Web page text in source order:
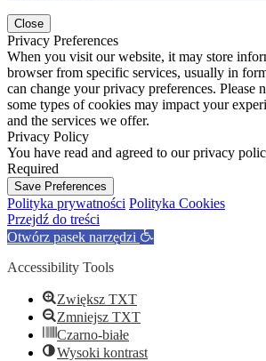
Close
Privacy Preferences
When you visit our website, it may store
browser from specific services, usually in
can change your privacy preferences. Please
some types of cookies may impact your
and the services we offer.
Privacy Policy
You have read and agreed to our privacy
Required
Save Preferences
Polityka prywatności Polityka Cookies
Przejdź do treści
Otwórz pasek narzędzi
Accessibility Tools
Zwiększ TXT
Zmniejsz TXT
Czarno-białe
Wysoki kontrast